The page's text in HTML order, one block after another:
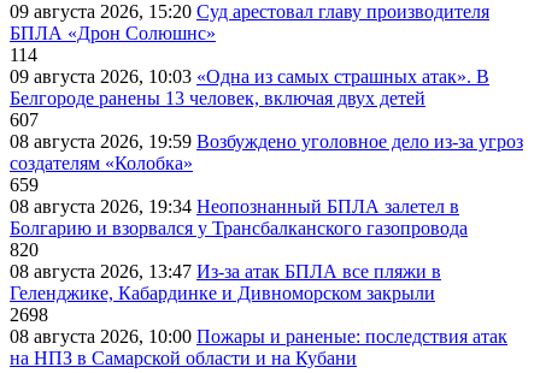
09 августа 2026, 15:20 Суд арестовал главу производителя
БПЛА «Дрон Солюшнс»
114
09 августа 2026, 10:03 «Одна из самых страшных атак». В
Белгороде ранены 13 человек, включая двух детей
607
08 августа 2026, 19:59 Возбуждено уголовное дело из-за угроз
создателям «Колобка»
659
08 августа 2026, 19:34 Неопознанный БПЛА залетел в
Болгарию и взорвался у Трансбалканского газопровода
820
08 августа 2026, 13:47 Из-за атак БПЛА все пляжи в
Геленджике, Кабардинке и Дивноморском закрыли
2698
08 августа 2026, 10:00 Пожары и раненые: последствия атак
на НПЗ в Самарской области и на Кубани